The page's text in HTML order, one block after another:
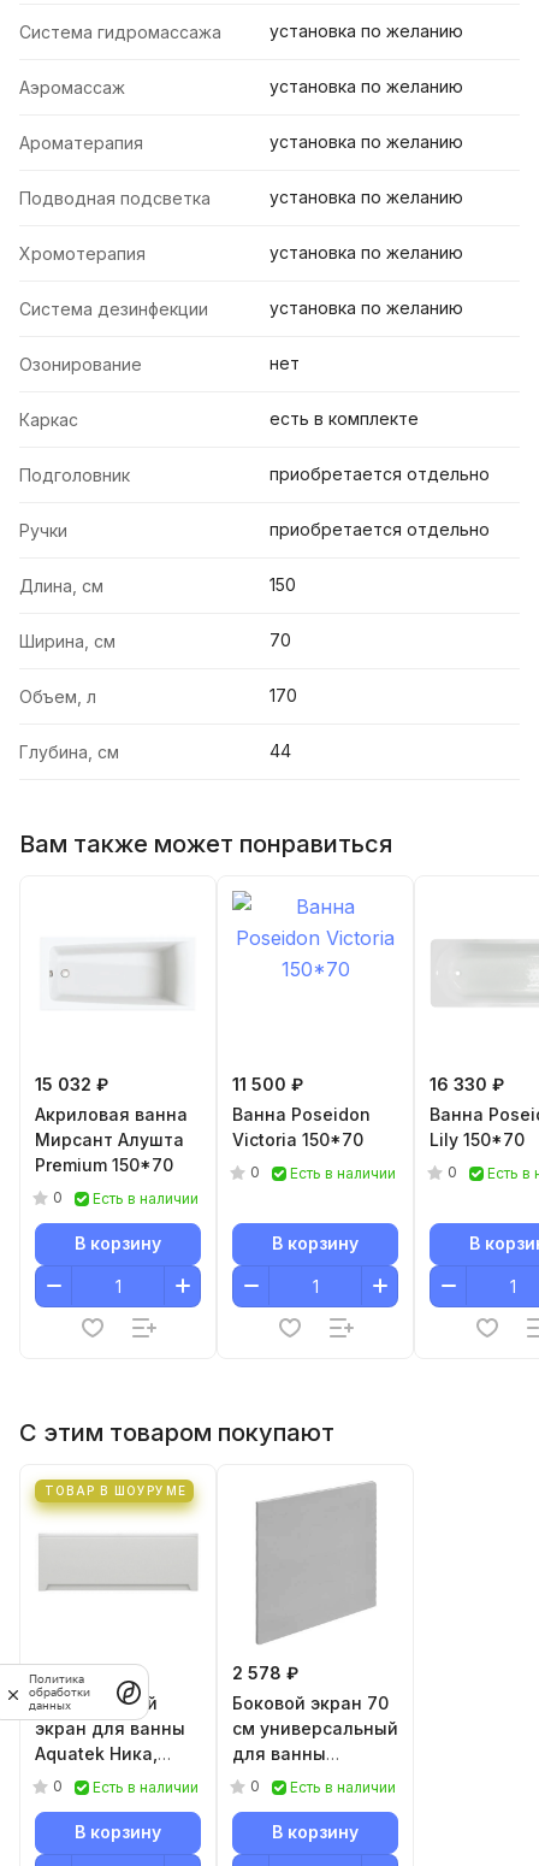
Система гидромассажа установка по желанию
Аэромассаж установка по желанию
Ароматерапия установка по желанию
Подводная подсветка установка по желанию
Хромотерапия установка по желанию
Система дезинфекции установка по желанию
Озонирование нет
Каркас есть в комплекте
Подголовник приобретается отдельно
Ручки приобретается отдельно
Длина, см 150
Ширина, см 70
Объем, л 170
Глубина, см 44
Вам также может понравиться
15 032 ₽
Акриловая ванна
Мирсант Алушта
Premium 150*70
0 Есть в наличии
В корзину
11 500 ₽
Ванна Poseidon
Victoria 150*70
0 Есть в наличии
В корзину
16 330 ₽
Ванна
Lily 150*70
0 Есть в
В
С этим товаром покупают
ТОВАР В ШОУРУМЕ
3 271 ₽
Фронтальный
экран для ванны
Aquatek Ника,
Либра, Афродита,
0 Есть в наличии
В корзину
2 578 ₽
Боковой экран 70
см универсальный
для ванны
Aquatek Оберон,
Афродита, Либра,
София
0 Есть в наличии
В корзину
Политика
обработки
данных